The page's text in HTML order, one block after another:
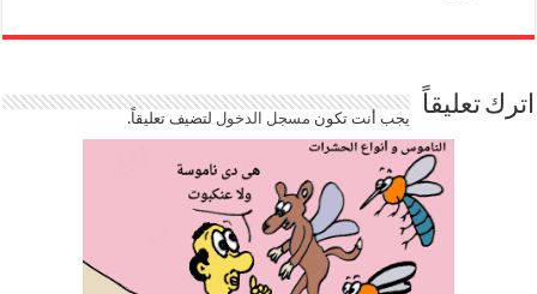
اترك تعليقاً يجب أنت تكون مسجل الدخوللتضيف تعليقاً.